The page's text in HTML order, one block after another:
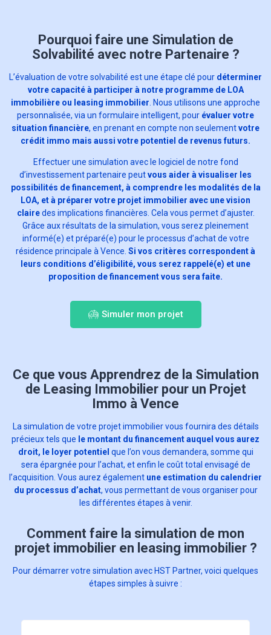
Pourquoi faire une Simulation de
Solvabilité avec notre Partenaire ?
L’évaluation de votre solvabilité est une étape clé pour déterminer
votre capacité à participer à notre programme de LOA
immobilière ou leasing immobilier . Nous utilisons une approche
personnalisée, via un formulaire intelligent, pour évaluer votre
situation financière, en prenant en compte non seulementvotre
crédit immo mais aussi votre potentiel de revenus futurs.
Effectuer une simulation avec le logiciel de notre fond
d’investissement partenaire peutvous aider à visualiser les
possibilités de financement, à comprendre les modalités de la
LOA, et à préparer votre projet immobilier avec une vision
clairedes implications financières. Cela vous permet d’ajuster.
Grâce aux résultats de la simulation, vous serez pleinement
informé(e) et préparé(e) pour le processus d’achat de votre
résidence principale à Vence. Si vos critères correspondent à
leurs conditions d’éligibilité, vous serez rappelé(e) et une
proposition de financement vous sera faite.
Simuler mon projet
Ce que vous Apprendrez de la Simulation
de Leasing Immobilier pour un Projet
Immo à Vence
La simulation de votre projet immobilier vous fournira des détails
précieux tels que le montant du financement auquel vous aurez
droit, le loyer potentiel que l’on vous demandera, somme qui
sera épargnée pour l’achat, et enfin le coût total envisagé de
l’acquisition. Vous aurez également une estimation du calendrier
du processus d’achat, vous permettant de vous organiser pour
les différentes étapes à venir.
Comment faire la simulation de mon
projet immobilier en leasing immobilier ?
Pour démarrer votre simulation avec HST Partner, voici quelques
étapes simples à suivre :